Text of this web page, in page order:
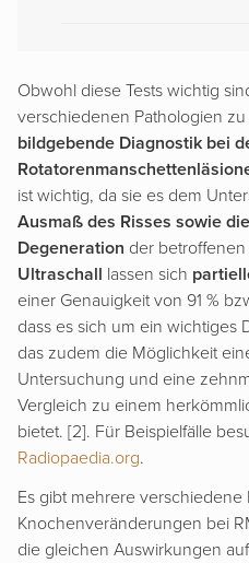
Obwohl diese Tests wichtig
verschiedenen Pathologien
bildgebende Diagnostik bei
ist wichtig, da sie es dem
Ausmaß des Risses sowie
Degeneration der
Ultraschall lassen sich
einer Genauigkeit von 91 %
dass es sich um ein wichtiges
das zudem die Möglichkeit
Untersuchung und eine
Vergleich zu einem
bietet. [2]. Für Beispielfälle
Radiopaedia.org.
Es gibt mehrere verschiedene
Knochenveränderungen bei
die gleichen Auswirkungen